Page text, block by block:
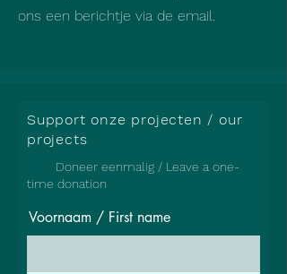
ons een berichtje via de email.
Support onze projecten / our
projects
Doneer eenmalig / Leave a one-
time donation
Voornaam / First name